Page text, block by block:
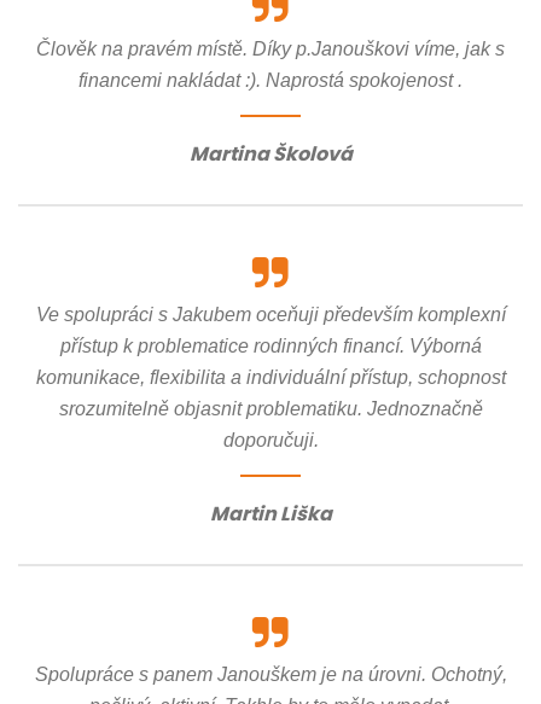
Člověk na pravém místě. Díky p.Janouškovi víme, jak s
financemi nakládat :). Naprostá spokojenost .
Martina Školová
Ve spolupráci s Jakubem oceňuji především komplexní
přístup k problematice rodinných financí. Výborná
komunikace, flexibilita a individuální přístup, schopnost
srozumitelně objasnit problematiku. Jednoznačně
doporučuji.
Martin Liška
Spolupráce s panem Janouškem je na úrovni. Ochotný,